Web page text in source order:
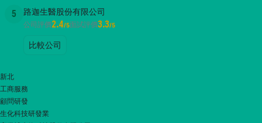
5 路迦生醫股份有限公司
公司評價2.4/5面試評價3.3/5
比較公司
新北
工商服務
顧問研發
生化科技研發業